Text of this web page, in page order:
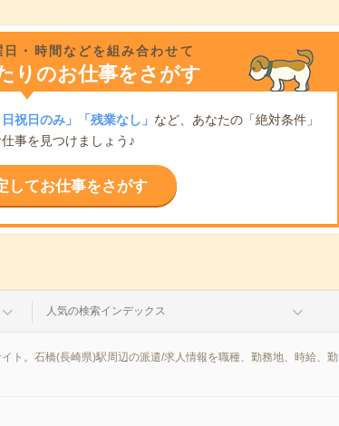
・時間などを組み合わせて
りのお仕事をさがす
日祝日のみ」「残業なし」 など、あなたの「絶対条件」
事を見つけましょう♪
してお仕事をさがす
人気の検索インデックス
ト。石橋(長崎県)駅周辺の派遣/求人情報を職種、勤務地、時給、勤